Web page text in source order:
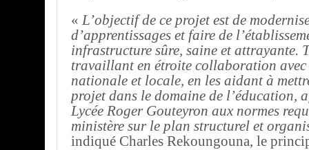
« L’objectif de ce projet est de
d’apprentissages et faire de
infrastructure sûre, saine et attrayante.
travaillant en étroite collaboration avec
nationale et locale, en les aidant à
projet dans le domaine de l’éducation,
Lycée Roger Gouteyron aux normes
ministère sur le plan structurel et
indiqué Charles Rekoungouna, le